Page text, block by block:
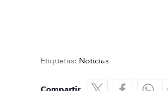
Etiquetas: Noticias